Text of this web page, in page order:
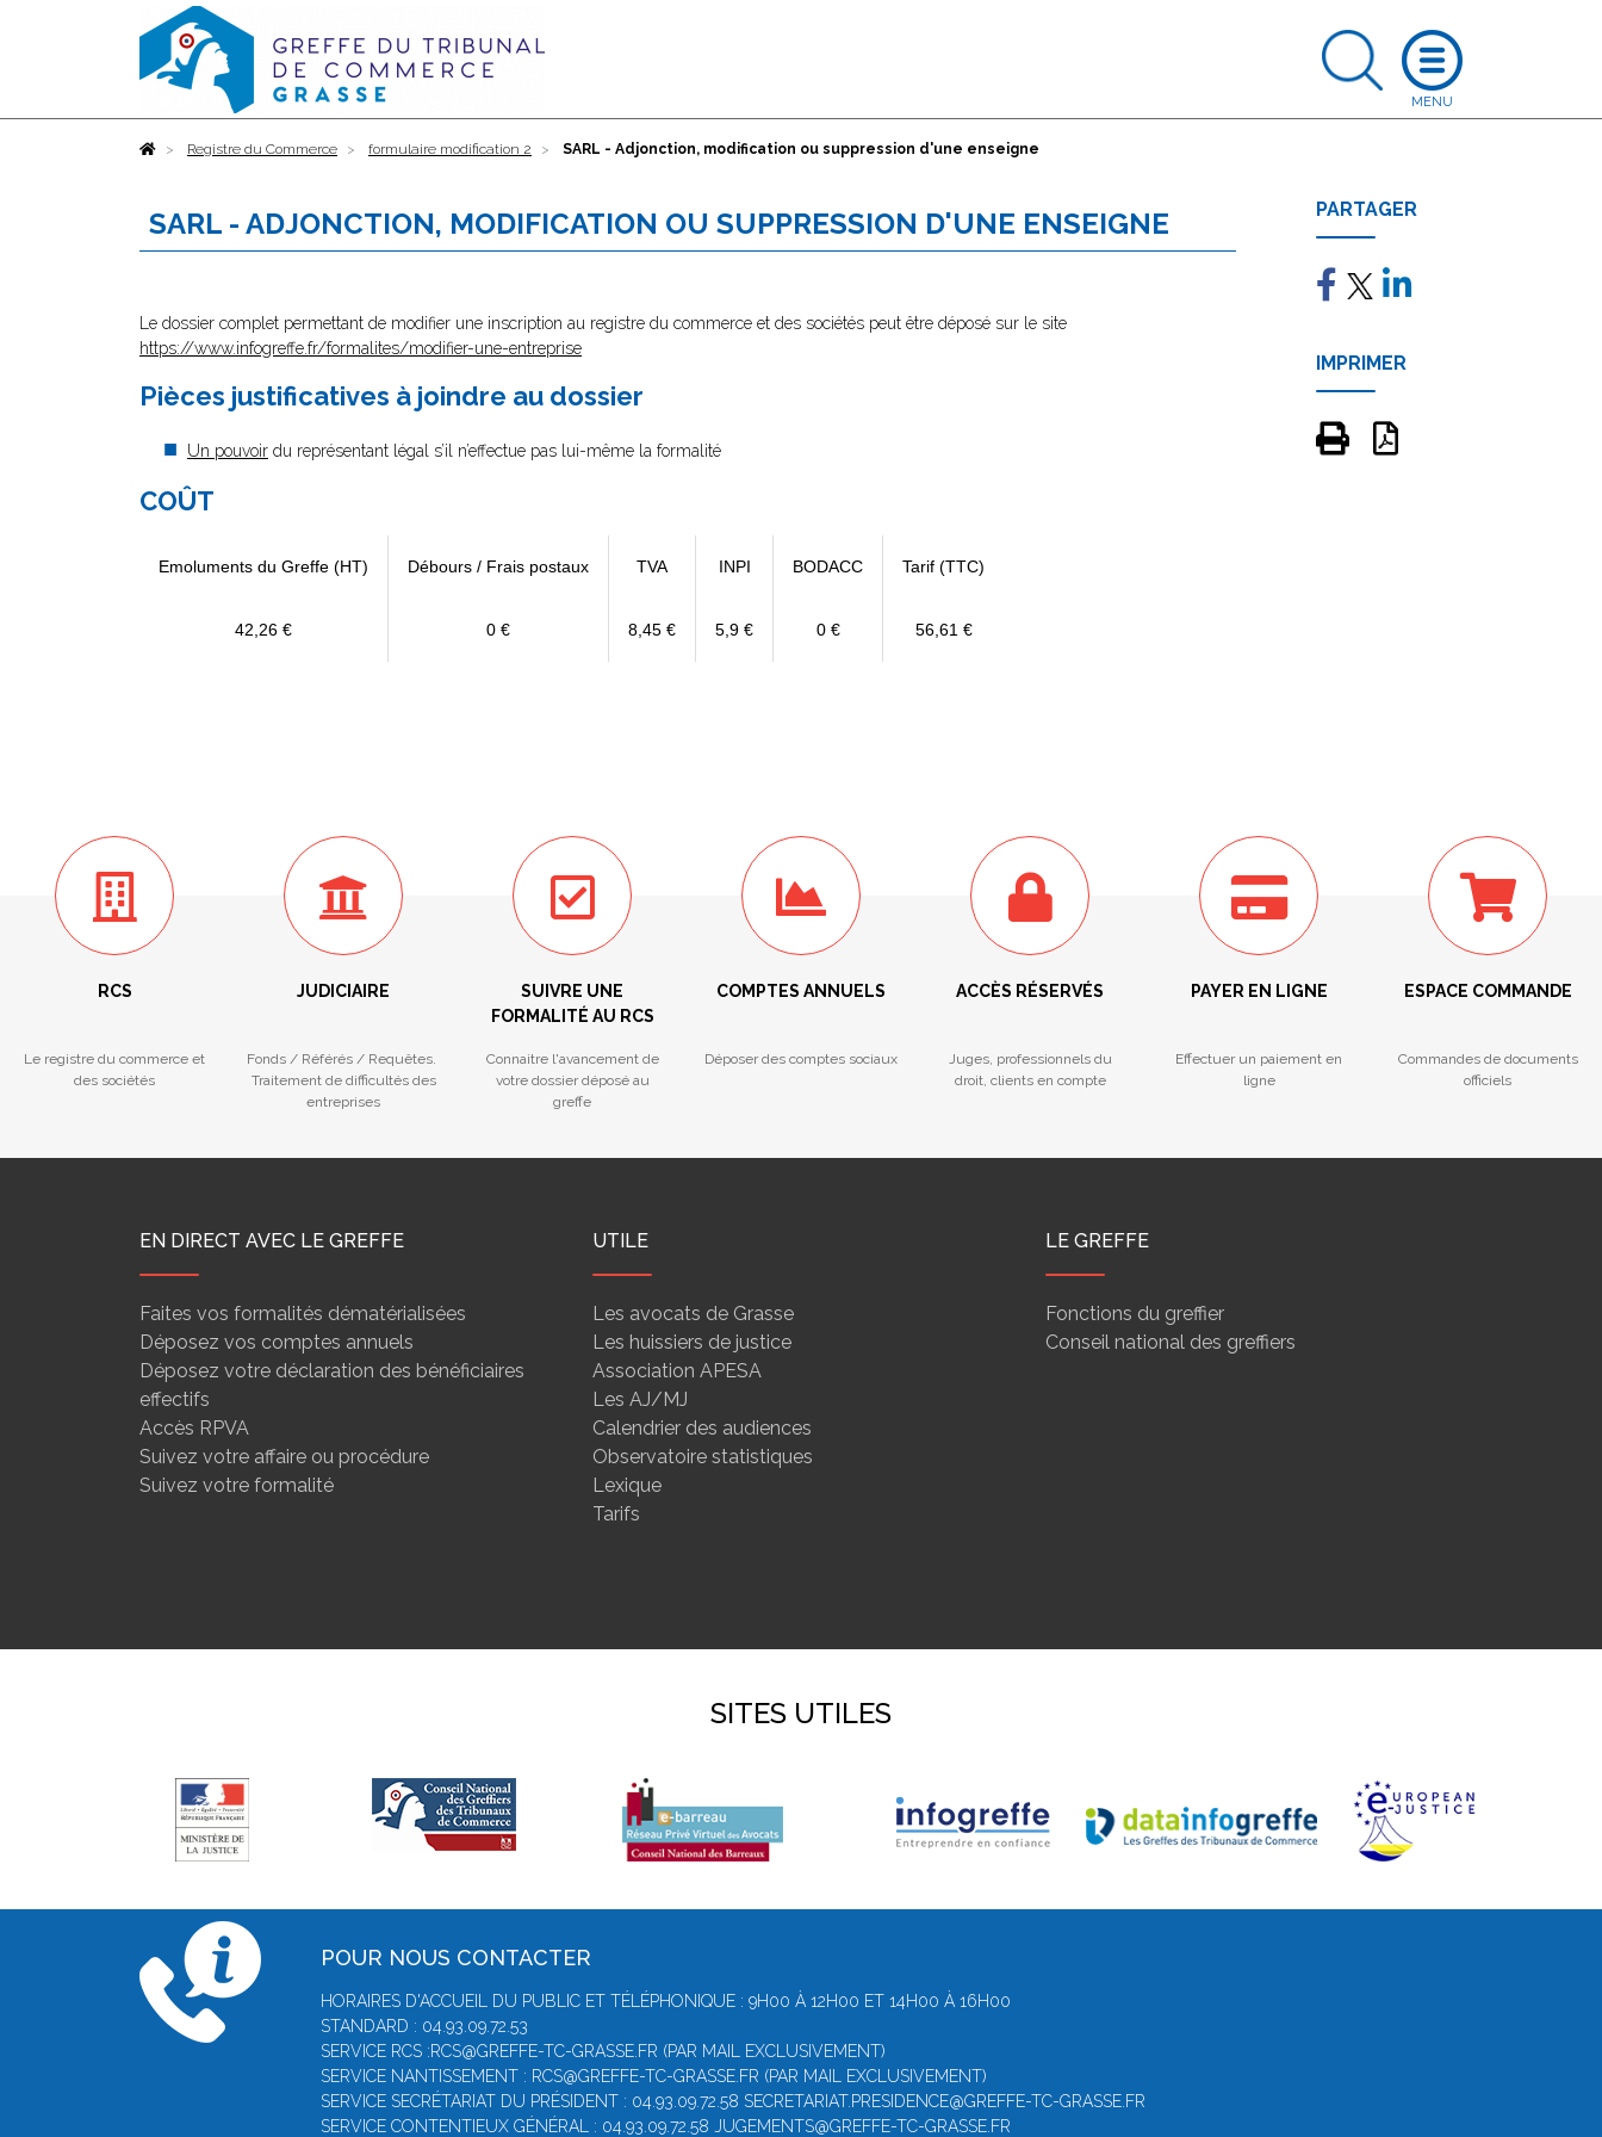
AccueilRegistre du Commerce formulaire modification 2 SARL - Adjonction, modification ou suppression d'une enseigne
SARL - ADJONCTION, MODIFICATION OU SUPPRESSION D'UNE ENSEIGNE
Le dossier complet permettant de modifier une inscription au registre du commerce et des sociétés peut être déposé sur le site
https://www.infogreffe.fr/formalites/modifier-une-entreprise
Pièces justificatives à joindre au dossier
Un pouvoir du représentant légal s’il n’effectue pas lui-même la formalité
COÛT
Emoluments du Greffe (HT) Débours / Frais postaux TVA INPI BODACC Tarif (TTC)
42,26 € 0 € 8,45 € 5,9 € 0 € 56,61 €
PARTAGER
IMPRIMER
RCS
Le registre du commerce et
des sociétés
JUDICIAIRE
Fonds / Référés / Requêtes.
Traitement de difficultés des
entreprises
SUIVRE UNE
FORMALITÉ AU RCS
Connaitre l'avancement de
votre dossier déposé au
greffe
COMPTES ANNUELS
Déposer des comptes sociaux
ACCÈS RÉSERVÉS
Juges, professionnels du
droit, clients en compte
PAYER EN LIGNE
Effectuer un paiement en
ligne
ESPACE COMMANDE
Commandes de documents
officiels
EN DIRECT AVEC LE GREFFE
Faites vos formalités dématérialisées
Déposez vos comptes annuels
Déposez votre déclaration des bénéficiaires
effectifs
Accès RPVA
Suivez votre affaire ou procédure
Suivez votre formalité
UTILE
Les avocats de Grasse
Les huissiers de justice
Association APESA
Les AJ/MJ
Calendrier des audiences
Observatoire statistiques
Lexique
Tarifs
LE GREFFE
Fonctions du greffier
Conseil national des greffiers
SITES UTILES
POUR NOUS CONTACTER
HORAIRES D'ACCUEIL DU PUBLIC ET TÉLÉPHONIQUE : 9H00 À 12H00 ET 14H00 À 16H00
STANDARD : 04.93.09.72.53
SERVICE RCS :RCS@GREFFE-TC-GRASSE.FR (PAR MAIL EXCLUSIVEMENT)
SERVICE NANTISSEMENT : RCS@GREFFE-TC-GRASSE.FR (PAR MAIL EXCLUSIVEMENT)
SERVICE SECRÉTARIAT DU PRÉSIDENT : 04.93.09.72.58 SECRETARIAT.PRESIDENCE@GREFFE-TC-GRASSE.FR
SERVICE CONTENTIEUX GÉNÉRAL : 04.93.09.72.58 JUGEMENTS@GREFFE-TC-GRASSE.FR